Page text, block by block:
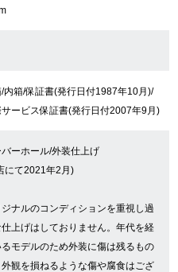
し
/内箱/保証書(発行日付1987年10月)/
サービス保証書(発行日付2007年9月)
バーホール/外装仕上げ
にて2021年2月)
ジナルのコンディションを重視し過
仕上げはしておりません。年代を経
モデルのため外装に傷は残るもの
観を損ねるような傷や腐食はござ